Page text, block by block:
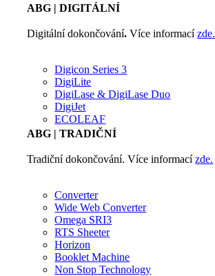
ABG | DIGITÁLNÍ
Digitální dokončování. Více informacízde.
Digicon Series 3
DigiLite
DigiLase & DigiLase Duo
DigiJet
ECOLEAF
ABG | TRADIČNÍ
Tradiční dokončování. Více informacízde.
Converter
Wide Web Converter
Omega SRI3
RTS Sheeter
Horizon
Booklet Machine
Non Stop Technology